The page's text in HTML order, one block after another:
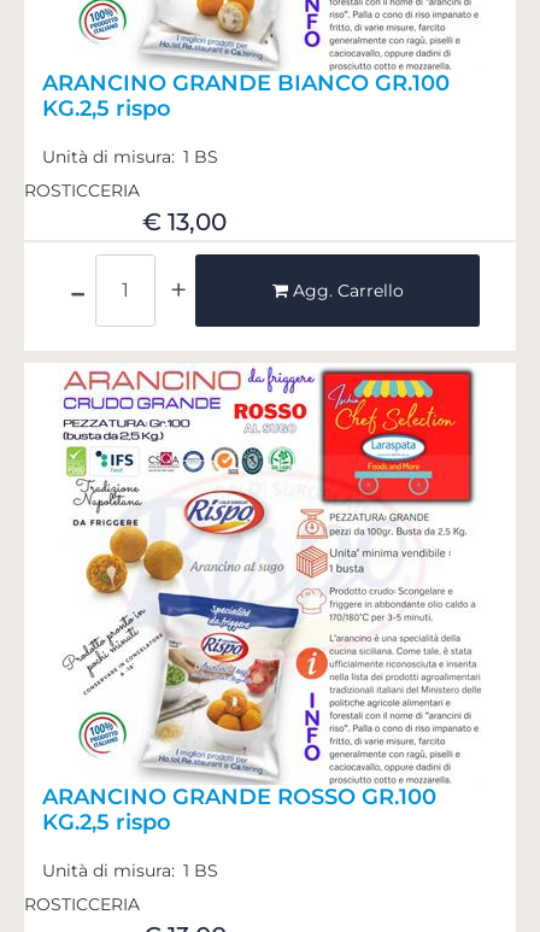
ARANCINO GRANDE BIANCO GR.100
KG.2,5 rispo
Unità di misura: 1 BS
ROSTICCERIA
€ 13,00
Agg. Carrello
ARANCINO GRANDE ROSSO GR.100
KG.2,5 rispo
Unità di misura: 1 BS
ROSTICCERIA